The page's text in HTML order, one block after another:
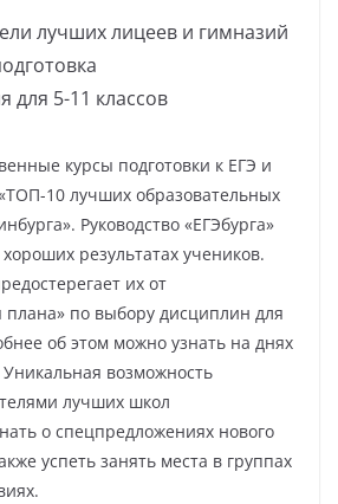
лучших лицеев и гимназий
для 5-11 классов
курсы подготовки к ЕГЭ и
10 лучших образовательных
Руководство «ЕГЭбурга»
результатах учеников.
их от
по выбору дисциплин для
об этом можно узнать на днях
возможность
лучших школ
о спецпредложениях нового
успеть занять места в группах